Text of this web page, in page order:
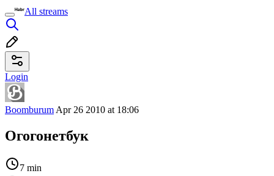
All streams
Login
Boomburum Apr 26 2010 at 18:06
Огогонетбук
7 min